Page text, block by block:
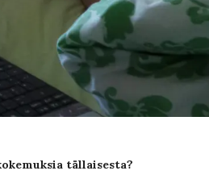
tällaisesta?